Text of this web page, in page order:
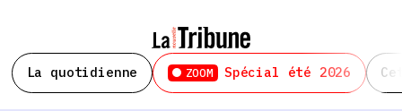
La quotidienne ZOOM Spécial été 2026